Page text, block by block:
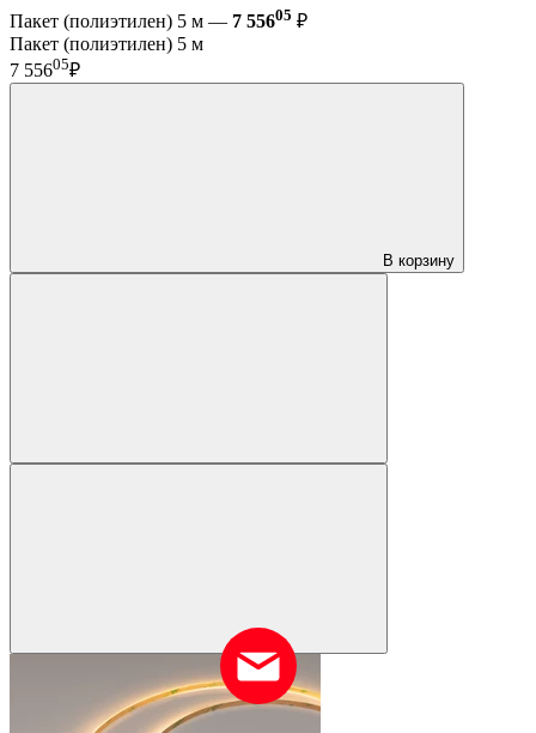
Пакет (полиэтилен) 5 м — 7 55605 ₽
Пакет (полиэтилен) 5 м
7 55605₽
В корзину